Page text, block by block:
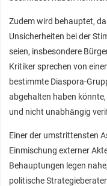
Zudem wird behauptet,
Unsicherheiten bei der
seien, insbesondere
Kritiker sprechen von
bestimmte Diaspora-
abgehalten haben
und nicht unabhängig
Einer der umstrittensten
Einmischung externer
Behauptungen legen
politische